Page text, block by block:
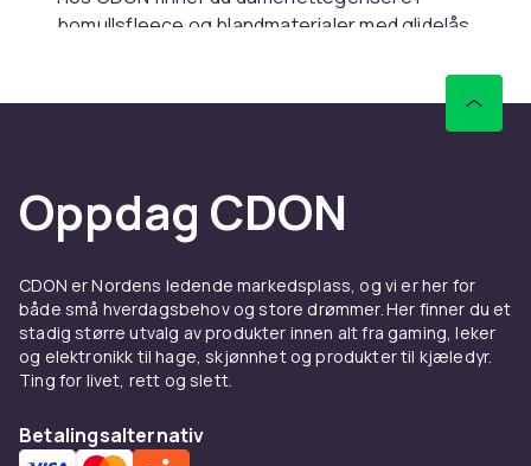
bomullsfleece og blandmaterialer med glidelås
Pullover kontra glidelås
kombinerer begge.
Materiale og passform
Bomullsfleece med børstet innside gir mykhet.
Croppede passer høye midjebukser.
Oversized gir streetwear.
Underjeansjakke
Oppdag CDON
CDON er Nordens ledende markedsplass, og vi er her for
både små hverdagsbehov og store drømmer. Her finner du et
stadig større utvalg av produkter innen alt fra gaming, leker
og elektronikk til hage, skjønnhet og produkter til kjæledyr.
Ting for livet, rett og slett.
Betalingsalternativ